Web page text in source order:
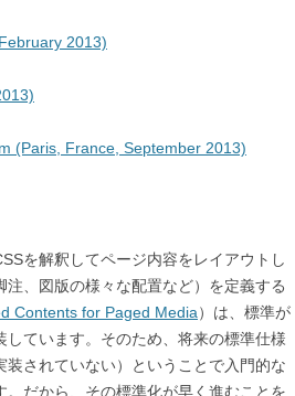
2013)
(Paris, France, September 2013)
を解釈してページ内容をレイアウトし
、図版の様々な配置など）を定義する
Contents for Paged Media）は、標準が
ています。そのため、将来の標準仕様
されていない）ということで入門的な
だから、その標準化が早く進むことを